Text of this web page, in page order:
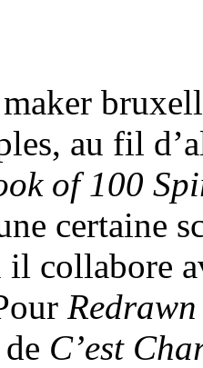
au fil
of 100
certaine
collabore
C’est